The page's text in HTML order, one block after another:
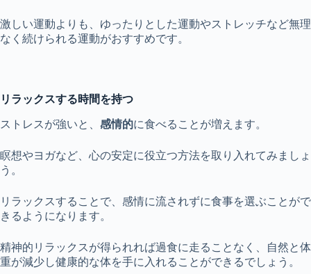
激しい運動よりも、ゆったりとした運動やストレッチなど無理
なく続けられる運動がおすすめです。
リラックスする時間を持つ
ストレスが強いと、 感情的に食べることが増えます。
瞑想やヨガなど、心の安定に役立つ方法を取り入れてみましょ
う。
リラックスすることで、感情に流されずに食事を選ぶことがで
きるようになります。
精神的リラックスが得られれば過食に走ることなく、自然と体
重が減少し健康的な体を手に入れることができるでしょう。